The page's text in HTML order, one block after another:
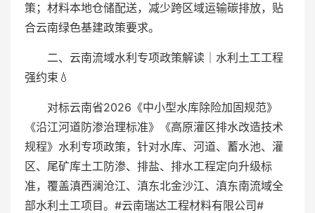
策；材料本地仓储配送，减少跨区域运输碳排放，贴
合云南绿色基建政策要求。
二、云南流域水利专项政策解读｜水利土工工程
强约束💧
对标云南省2026《中小型水库除险加固规范》
《沿江河道防渗治理标准》《高原灌区排水改造技术
规程》水利专项政策，针对水库、河道、蓄水池、灌
区、尾矿库土工防渗、排盐、排水工程定向升级标
准，覆盖滇西澜沧江、滇东北金沙江、滇东南流域全
部水利土工项目。#云南瑞达工程材料有限公司#